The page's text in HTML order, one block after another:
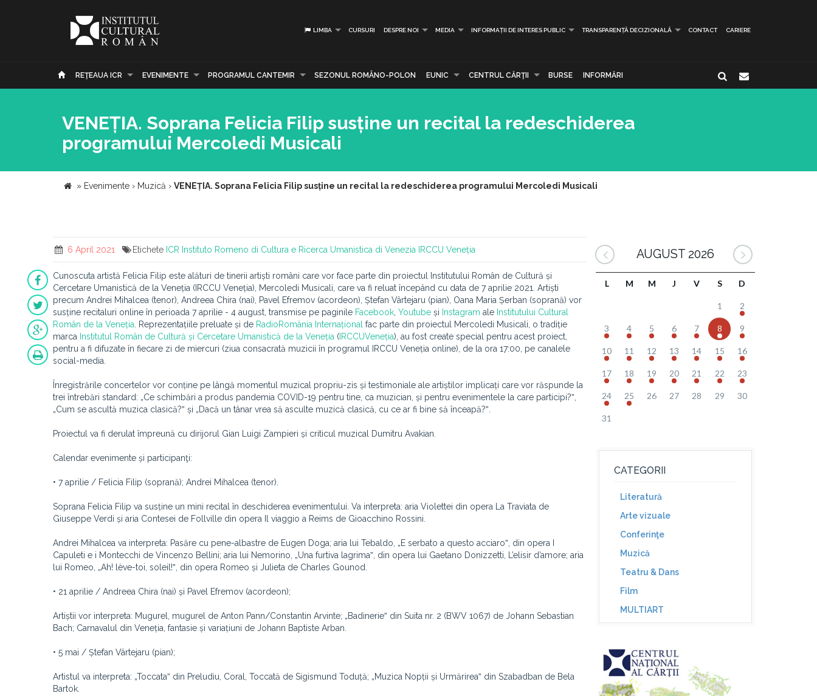
LIMBA CURSURI DESPRE NOI MEDIA INFORMAȚII DE INTERES PUBLIC TRANSPARENȚĂ DECIZIONALĂ CONTACT CARIERE
REŢEAUA ICR EVENIMENTE PROGRAMUL CANTEMIR SEZONUL ROMÂNO-POLON EUNIC CENTRUL CĂRŢII BURSE INFORMĂRI
VENEȚIA. Soprana Felicia Filip susține un recital la redeschiderea
programului Mercoledi Musicali
» Evenimente › Muzică › VENEȚIA. Soprana Felicia Filip susține un recital la redeschiderea programului Mercoledi Musicali
6 April 2021 Etichete ICR Instituto Romeno di Cultura e Ricerca Umanistica di Venezia IRCCU Veneția
Cunoscuta artistă Felicia Filip este alături de tinerii artiști români care vor face parte din proiectul Institutului Român de Cultură și
Cercetare Umanistică de la Veneția (IRCCU Veneția), Mercoledi Musicali, care va fi reluat începând cu data de 7 aprilie 2021. Artiști
precum Andrei Mihalcea (tenor), Andreea Chira (nai), Pavel Efremov (acordeon), Ștefan Vârtejaru (pian), Oana Maria Șerban (soprană) vor
susține recitaluri online în perioada 7 aprilie - 4 august, transmise pe paginile Facebook Youtube și Instagram ale Institutului Cultural
Român de la Veneția . Reprezentațiile preluate și de RadioRomânia Internațional fac parte din proiectul Mercoledi Musicali, o tradiție
marca Institutul Român de Cultură și Cercetare Umanistică de la Veneția ( IRCCUVeneția), au fost create special pentru acest proiect,
pentru a fi difuzate în fiecare zi de miercuri (ziua consacrată muzicii în programul IRCCU Veneția online), de la ora 17:00, pe canalele
social-media.
Înregistrările concertelor vor conține pe lângă momentul muzical propriu-zis și testimoniale ale artiștilor implicați care vor răspunde la
trei întrebări standard: „Ce schimbări a produs pandemia COVID-19 pentru tine, ca muzician, și pentru evenimentele la care participi?ˮ,
„Cum se ascultă muzica clasică?ˮ și „Dacă un tânar vrea să asculte muzică clasică, cu ce ar fi bine să înceapă?ˮ.
Proiectul va fi derulat împreună cu dirijorul Gian Luigi Zampieri și criticul muzical Dumitru Avakian.
Calendar evenimente și participanţi:
• 7 aprilie / Felicia Filip (soprană); Andrei Mihalcea (tenor).
Soprana Felicia Filip va susține un mini recital în deschiderea evenimentului. Va interpreta: aria Violettei din opera La Traviata de
Giuseppe Verdi și aria Contesei de Follville din opera Il viaggio a Reims de Gioacchino Rossini.
Andrei Mihalcea va interpreta: Pasăre cu pene-albastre de Eugen Doga; aria lui Tebaldo, „E serbato a questo acciaroˮ, din opera I
Capuleti e i Montecchi de Vincenzo Bellini; aria lui Nemorino, „Una furtiva lagrimaˮ, din opera lui Gaetano Donizzetti, L’elisir d’amore; aria
lui Romeo, „Ah! lève-toi, soleil!ˮ, din opera Romeo și Julieta de Charles Gounod.
• 21 aprilie / Andreea Chira (nai) și Pavel Efremov (acordeon);
Artiștii vor interpreta: Mugurel, mugurel de Anton Pann/Constantin Arvinte; „Badinerieˮ din Suita nr. 2 (BWV 1067) de Johann Sebastian
Bach; Carnavalul din Veneția, fantasie și variațiuni de Johann Baptiste Arban.
• 5 mai / Ștefan Vârtejaru (pian);
Artistul va interpreta: „Toccataˮ din Preludiu, Coral, Toccată de Sigismund Toduță; „Muzica Nopții și Urmărireaˮ din Szabadban de Bela
Bartok.
AUGUST 2026
L M M J V S D
1 2
3 4 5 6 7 8 9
10 11 12 13 14 15 16
17 18 19 20 21 22 23
24 25 26 27 28 29 30
31
CATEGORII
Literatură
Arte vizuale
Conferinţe
Muzică
Teatru & Dans
Film
MULTIART